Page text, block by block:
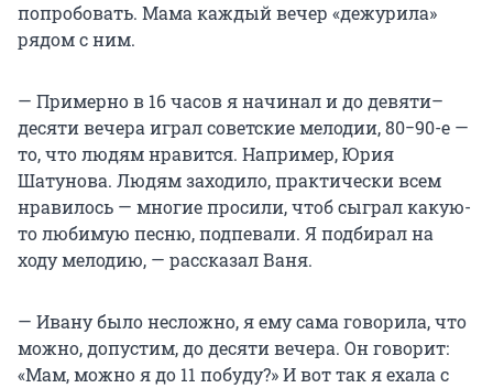
попробовать. Мама каждый вечер «дежурила»
рядом с ним.
— Примерно в 16 часов я начинал и до девяти–
десяти вечера играл советские мелодии, 80−90-е —
то, что людям нравится. Например, Юрия
Шатунова. Людям заходило, практически всем
нравилось — многие просили, чтоб сыграл какую-
то любимую песню, подпевали. Я подбирал на
ходу мелодию, — рассказал Ваня.
— Ивану было несложно, я ему сама говорила, что
можно, допустим, до десяти вечера. Он говорит:
«Мам, можно я до 11 побуду?» И вот так я ехала с